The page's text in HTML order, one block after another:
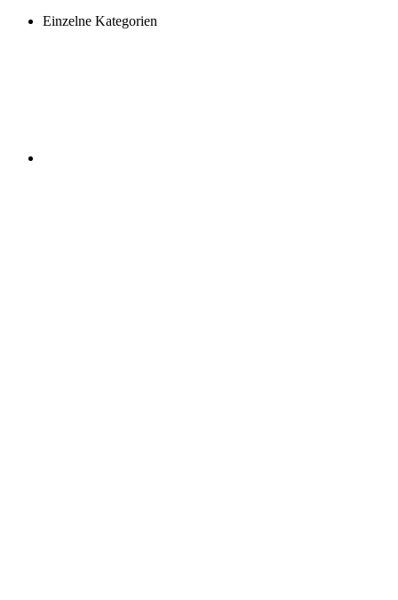
Einzelne Kategorien